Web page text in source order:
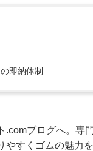
即納体制
.comブログへ。専
やすくゴムの魅力